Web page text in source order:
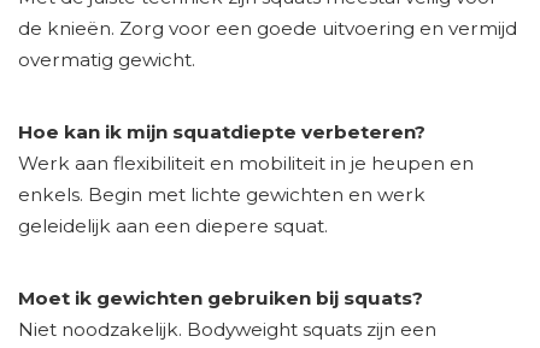
de knieën. Zorg voor een goede uitvoering en vermijd
overmatig gewicht.
Hoe kan ik mijn squatdiepte verbeteren?
Werk aan flexibiliteit en mobiliteit in je heupen en
enkels. Begin met lichte gewichten en werk
geleidelijk aan een diepere squat.
Moet ik gewichten gebruiken bij squats?
Niet noodzakelijk. Bodyweight squats zijn een